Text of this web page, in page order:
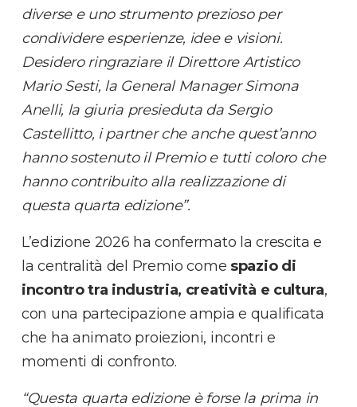
diverse e uno strumento prezioso per
condividere esperienze, idee e visioni.
Desidero ringraziare il Direttore Artistico
Mario Sesti, la General Manager Simona
Anelli, la giuria presieduta da Sergio
Castellitto, i partner che anche quest’anno
hanno sostenuto il Premio e tutti coloro che
hanno contribuito alla realizzazione di
questa quarta edizione”.
L’edizione 2026 ha confermato la crescita e
la centralità del Premio come spazio di
incontro tra industria, creatività e cultura,
con una partecipazione ampia e qualificata
che ha animato proiezioni, incontri e
momenti di confronto.
“Questa quarta edizione è forse la prima in